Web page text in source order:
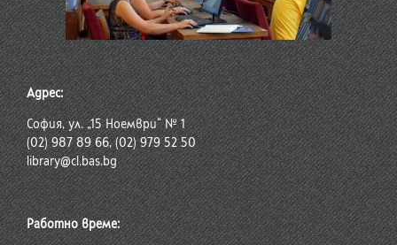
Адрес:
София, ул. „15 Ноември“ № 1
(02) 987 89 66, (02) 979 52 50
library@cl.bas.bg
Работно време: